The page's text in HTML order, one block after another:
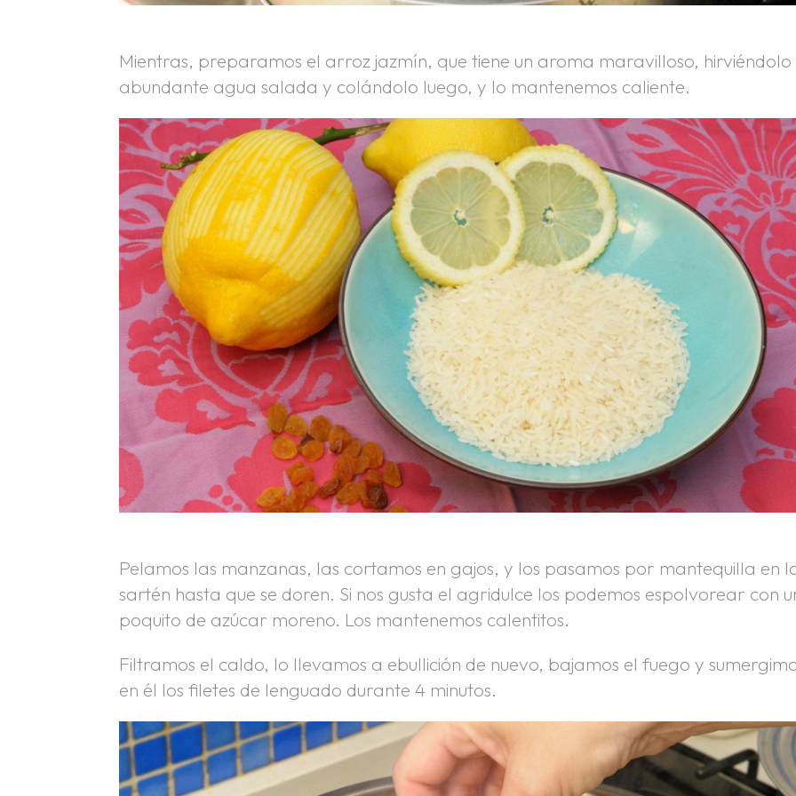
Mientras, preparamos el arroz jazmín, que tiene un aroma maravilloso, hirviéndolo
abundante agua salada y colándolo luego, y lo mantenemos caliente.
Pelamos las manzanas, las cortamos en gajos, y los pasamos por mantequilla en
sartén hasta que se doren. Si nos gusta el agridulce los podemos espolvorear con
poquito de azúcar moreno. Los mantenemos calentitos.
Filtramos el caldo, lo llevamos a ebullición de nuevo, bajamos el fuego y
en él los filetes de lenguado durante 4 minutos.